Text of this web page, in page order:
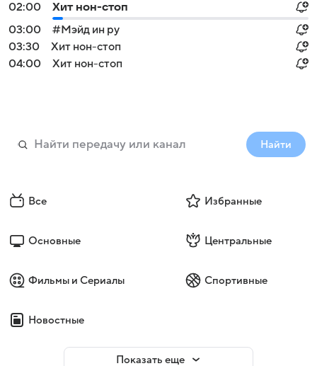
02:00
Хит нон-стоп
03:00
#Мэйд ин ру
03:30
Хит нон-стоп
04:00
Хит нон-стоп
Найти
Все Избранные
Основные Центральные
Фильмы и Сериалы Спортивные
Новостные
Показать еще